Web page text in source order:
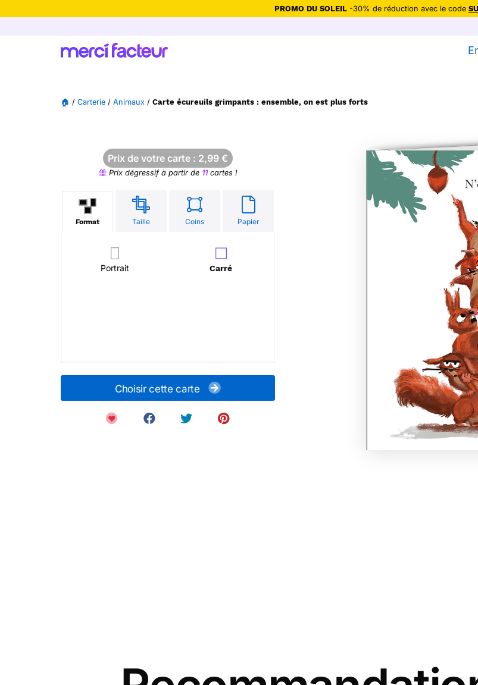
PROMO DU SOLEIL-30% de réduction avec le code
🏠 / Carterie / Animaux / Carte écureuils grimpants : ensemble, on est plus forts
Prix de votre carte : 2,99 €
Prix dégressif à partir de 11cartes !
Format Taille Coins Papier
Portrait Carré
Choisir cette carte